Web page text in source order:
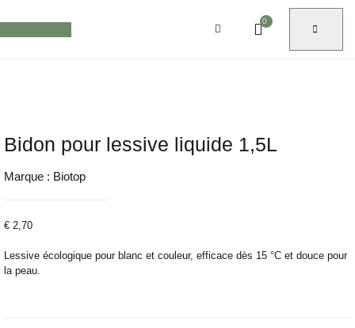
0
Bidon pour lessive liquide 1,5L
Marque : Biotop
€ 2,70
Lessive écologique pour blanc et couleur, efficace dès 15 °C et douce pour
la peau.